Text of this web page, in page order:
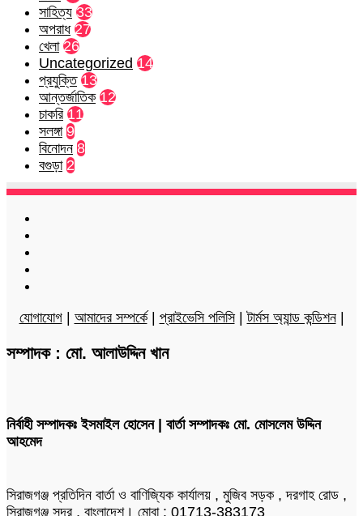
সাহিত্য 33
অপরাধ 27
খেলা 26
Uncategorized 14
প্রযুক্তি 13
আন্তর্জাতিক 12
চাকরি 11
সলঙ্গা 9
বিনোদন 8
বগুড়া 2
যোগাযোগ| আমাদের সম্পর্কে| প্রাইভেসি পলিসি|টার্মস অ্যান্ড কন্ডিশন|
সম্পাদক : মো. আলাউদ্দিন খান
নির্বাহী সম্পাদকঃ ইসমাইল হোসেন | বার্তা সম্পাদকঃ মো. মোসলেম উদ্দিন
আহমেদ
সিরাজগঞ্জ প্রতিদিন বার্তা ও বাণিজ্যিক কার্যালয় , মুজিব সড়ক , দরগাহ রোড ,
সিরাজগঞ্জ সদর , বাংলাদেশ। মোবা : 01713-383173